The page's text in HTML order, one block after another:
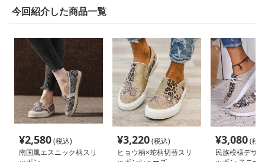
今回紹介した商品一覧
¥2,580(税込)
南国風エスニック柄スリ
¥3,220(税込)
ヒョウ柄×蛇柄切替スリ
¥3,080(税
民族模様デザ